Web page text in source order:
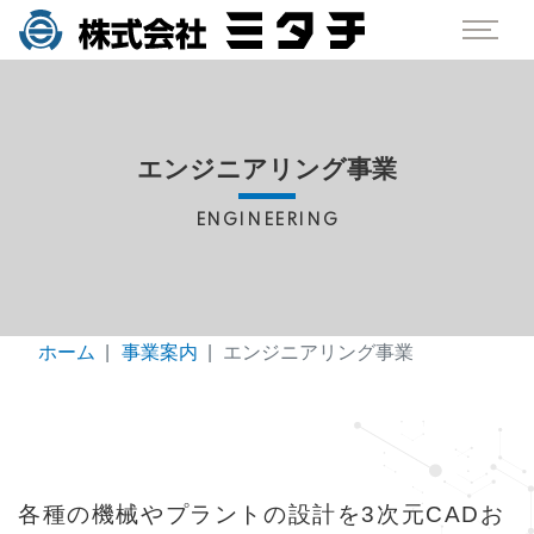
エンジニアリング事業
ENGINEERING
ホーム 事業案内 エンジニアリング事業
各種の機械やプラントの設計を3次元CADお